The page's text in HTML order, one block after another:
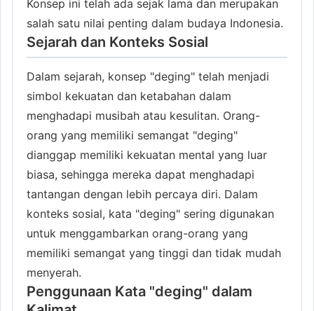
Konsep ini telah ada sejak lama dan merupakan
salah satu nilai penting dalam budaya Indonesia.
Sejarah dan Konteks Sosial
Dalam sejarah, konsep "deging" telah menjadi
simbol kekuatan dan ketabahan dalam
menghadapi musibah atau kesulitan. Orang-
orang yang memiliki semangat "deging"
dianggap memiliki kekuatan mental yang luar
biasa, sehingga mereka dapat menghadapi
tantangan dengan lebih percaya diri. Dalam
konteks sosial, kata "deging" sering digunakan
untuk menggambarkan orang-orang yang
memiliki semangat yang tinggi dan tidak mudah
menyerah.
Penggunaan Kata "deging" dalam